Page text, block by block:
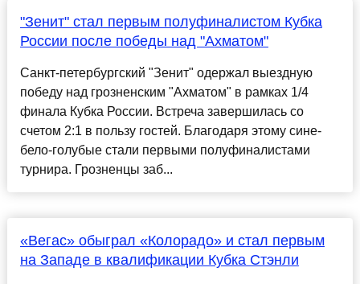
"Зенит" стал первым полуфиналистом Кубка
России после победы над "Ахматом"
Санкт-петербургский "Зенит" одержал выездную
победу над грозненским "Ахматом" в рамках 1/4
финала Кубка России. Встреча завершилась со
счетом 2:1 в пользу гостей. Благодаря этому сине-
бело-голубые стали первыми полуфиналистами
турнира. Грозненцы заб...
«Вегас» обыграл «Колорадо» и стал первым
на Западе в квалификации Кубка Стэнли